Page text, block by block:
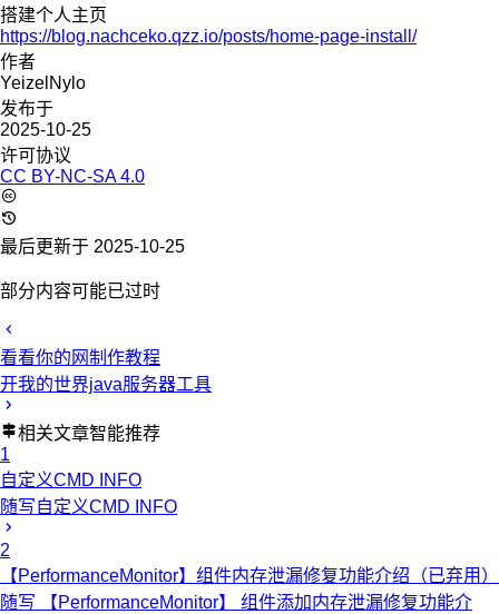
搭建个人主页
https://blog.nachceko.qzz.io/posts/home-page-install/
作者
YeizelNylo
发布于
2025-10-25
许可协议
CC BY-NC-SA 4.0
最后更新于 2025-10-25
部分内容可能已过时
看看你的网制作教程
开我的世界java服务器工具
相关文章智能推荐
1
自定义CMD INFO
随写自定义CMD INFO
2
【PerformanceMonitor】组件内存泄漏修复功能介绍（已弃用）
随写 【PerformanceMonitor】 组件添加内存泄漏修复功能介